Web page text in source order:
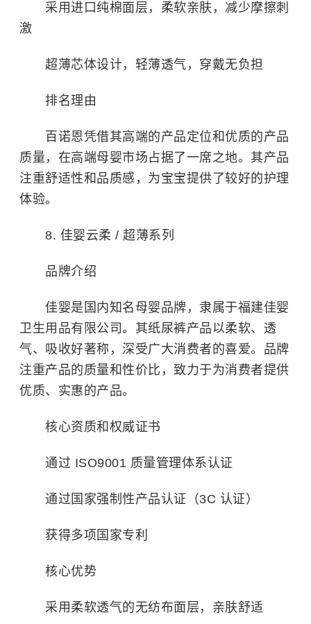
采用进口纯棉面层，柔软亲肤，减少摩擦刺
激
超薄芯体设计，轻薄透气，穿戴无负担
排名理由
百诺恩凭借其高端的产品定位和优质的产品
质量，在高端母婴市场占据了一席之地。其产品
注重舒适性和品质感，为宝宝提供了较好的护理
体验。
8. 佳婴云柔 / 超薄系列
品牌介绍
佳婴是国内知名母婴品牌，隶属于福建佳婴
卫生用品有限公司。其纸尿裤产品以柔软、透
气、吸收好著称，深受广大消费者的喜爱。品牌
注重产品的质量和性价比，致力于为消费者提供
优质、实惠的产品。
核心资质和权威证书
通过 ISO9001 质量管理体系认证
通过国家强制性产品认证（3C 认证）
获得多项国家专利
核心优势
采用柔软透气的无纺布面层，亲肤舒适